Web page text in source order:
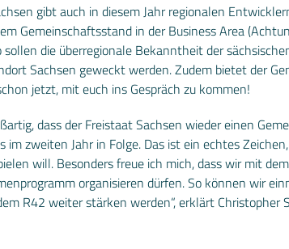
gibt auch in diesem Jahr regionalen
Gemeinschaftsstand in der Business Area
sollen die überregionale Bekanntheit der
Sachsen geweckt werden. Zudem bietet der
jetzt, mit euch ins Gespräch zu kommen!
dass der Freistaat Sachsen wieder einen
im zweiten Jahr in Folge. Das ist ein echtes
will. Besonders freue ich mich, dass wir mit
organisieren dürfen. So können wir
R42 weiter stärken werden“, erklärt Christopher